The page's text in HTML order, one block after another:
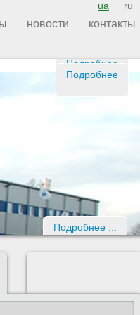
ua ru
новости контакты
Подробнее ...
...
Подробнее
...
Подробнее